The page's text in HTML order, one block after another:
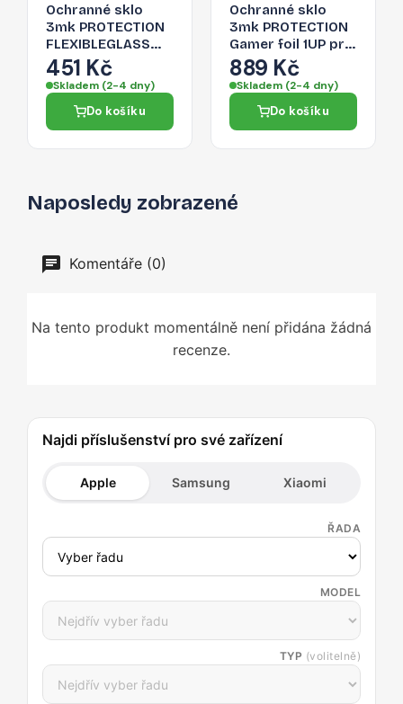
Ochranné sklo
3mk PROTECTION
FLEXIBLEGLASS™
pro iPhone 16e -
transparent
451 Kč
Skladem (2-4 dny)
Do košíku
Ochranné sklo
3mk PROTECTION
Gamer foil 1UP pro
iPhone 16e - čiré
889 Kč
Skladem (2-4 dny)
Do košíku
Naposledy zobrazené
Komentáře (0)
Na tento produkt momentálně není přidána žádná
recenze.
Najdi příslušenství pro své zařízení
Apple Samsung Xiaomi
ŘADA
MODEL
TYP (volitelně)